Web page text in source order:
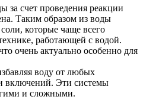
за счет проведения реакции
Таким образом из воды
которые чаще всего
работающей с водой.
очень актуально особенно для
воду от любых
включений. Эти системы
и сложными.